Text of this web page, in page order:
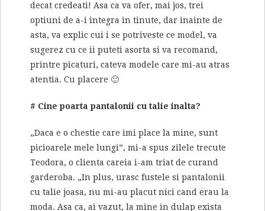
decat credeati! Asa ca va ofer, mai jos, trei
optiuni de a-i integra in tinute, dar inainte de
asta, va explic cui i se potriveste ce model, va
sugerez cu ce ii puteti asorta si va recomand,
printre picaturi, cateva modele care mi-au atras
atentia. Cu placere 🙂
# Cine poarta pantalonii cu talie inalta?
„Daca e o chestie care imi place la mine, sunt
picioarele mele lungi”, mi-a spus zilele trecute
Teodora, o clienta careia i-am triat de curand
garderoba. „In plus, urasc fustele si pantalonii
cu talie joasa, nu mi-au placut nici cand erau la
moda. Asa ca, ai vazut, la mine in dulap exista